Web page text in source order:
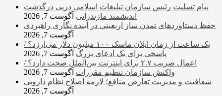
پیام تسلیت رئیس سازمان تبلیغات اسلامی درپی درگذشت
اندیشمند مازندرانی آگوست 7, 2026
حفظ دستاوردهای تمدن ساز اربعینی در آینده نگاری راهبردی
آگوست 7, 2026
یک ساعت از زمان ایلان ماسک ۱۰۰ میلیون دلار می‌ارزد؟ /
پاسخی برای یک ادعای بزرگ آگوست 7, 2026
اعمال ضریب ۲.۷ برای اینترنت بین‌الملل صحت دارد؟ /
واکنش سازمان تنظیم مقررات آگوست 7, 2026
شفافیت و مدیریت تعارض منافع؛ لازمه اصلاح نظام دارویی
آگوست 7, 2026